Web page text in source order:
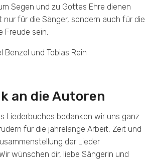
Segen und zu Gottes Ehre dienen
nur für die Sänger, sondern auch für die
Freude sein.
Benzel und Tobias Rein
an die Autoren
Liederbuches bedanken wir uns ganz
für die jahrelange Arbeit, Zeit und
der Lieder
wünschen dir, liebe Sängerin und